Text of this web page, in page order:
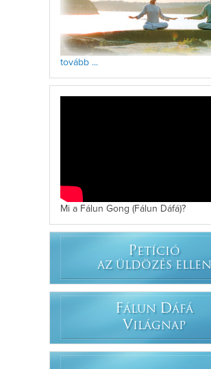
tovább ...
Mi a Fálun Gong (Fálun Dáfá)?
PETÍCIÓ
AZ ÜLDÖZÉS ELLEN
FÁLUN DÁFÁ
VILÁGNAP